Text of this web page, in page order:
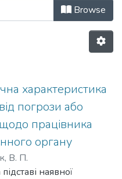
Browse
характеристика
погрози або
працівника
органу
В. П.
наявної